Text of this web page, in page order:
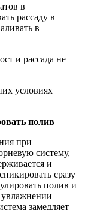
в
рассаду в
в
и рассада не
полив
при
систему,
и
сразу
полив и
увлажнении
замедляет